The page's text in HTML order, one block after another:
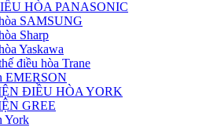
HÒA PANASONIC
SAMSUNG
Sharp
Yaskawa
điều hòa Trane
EMERSON
ĐIỀU HÒA YORK
GREE
York